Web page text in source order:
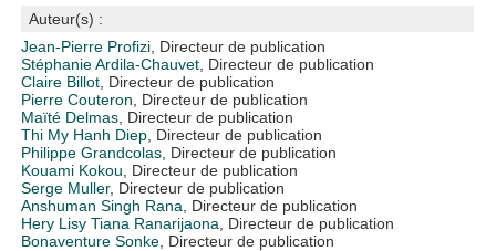
Auteur(s) :
Jean-Pierre Profizi , Directeur de publication
Stéphanie Ardila-Chauvet , Directeur de publication
Claire Billot , Directeur de publication
Pierre Couteron , Directeur de publication
Maïté Delmas , Directeur de publication
Thi My Hanh Diep , Directeur de publication
Philippe Grandcolas , Directeur de publication
Kouami Kokou , Directeur de publication
Serge Muller, Directeur de publication
Anshuman Singh Rana , Directeur de publication
Hery Lisy Tiana Ranarijaona , Directeur de publication
Bonaventure Sonke , Directeur de publication